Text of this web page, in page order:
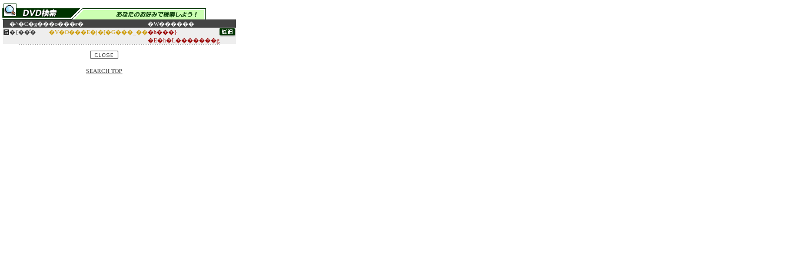
�^�C�g���o���ғ�
�W������
�{��̓�
�V�O���E�j�[�G���_���h���}
�E�h�L�������g
SEARCH TOP